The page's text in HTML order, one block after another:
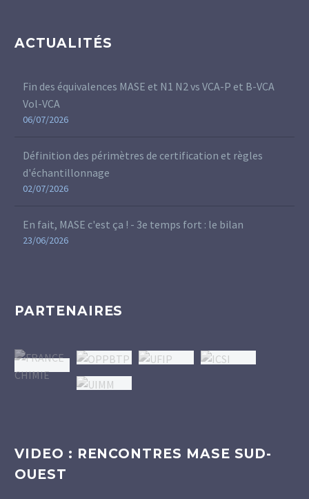
ACTUALITÉS
Fin des équivalences MASE et N1 N2 vs VCA-P et B-VCA
Vol-VCA
06/07/2026
Définition des périmètres de certification et règles
d'échantillonnage
02/07/2026
En fait, MASE c'est ça ! - 3e temps fort : le bilan
23/06/2026
PARTENAIRES
VIDEO : RENCONTRES MASE SUD-
OUEST